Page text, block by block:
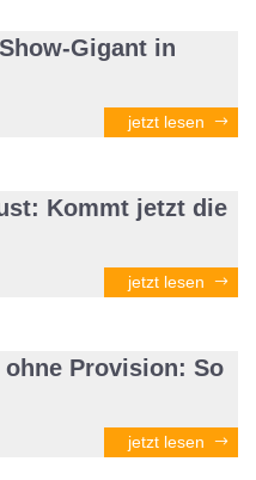
Gigant in
jetzt lesen
Kommt jetzt die
jetzt lesen
Provision: So
jetzt lesen